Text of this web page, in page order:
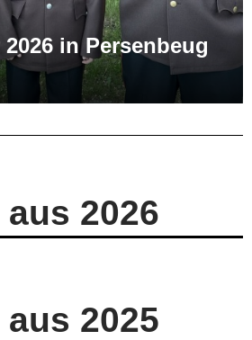
in Persenbeug
2026
2025